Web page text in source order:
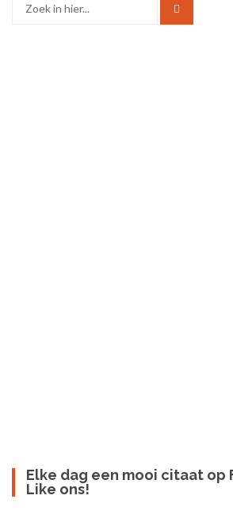
Elke dag een mooi citaat op
Like ons!